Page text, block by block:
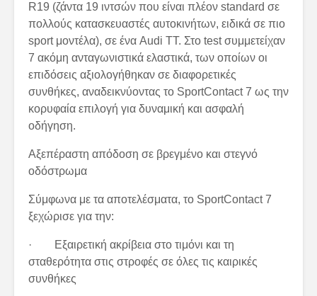
R19 (ζάντα 19 ιντσών που είναι πλέον standard σε
πολλούς κατασκευαστές αυτοκινήτων, ειδικά σε πιο
sport μοντέλα), σε ένα Audi TT. Στο test συμμετείχαν
7 ακόμη ανταγωνιστικά ελαστικά, των οποίων οι
επιδόσεις αξιολογήθηκαν σε διαφορετικές
συνθήκες, αναδεικνύοντας το SportContact 7 ως την
κορυφαία επιλογή για δυναμική και ασφαλή
οδήγηση.
Αξεπέραστη απόδοση σε βρεγμένο και στεγνό
οδόστρωμα
Σύμφωνα με τα αποτελέσματα, το SportContact 7
ξεχώρισε για την:
· Εξαιρετική ακρίβεια στο τιμόνι και τη
σταθερότητα στις στροφές σε όλες τις καιρικές
συνθήκες